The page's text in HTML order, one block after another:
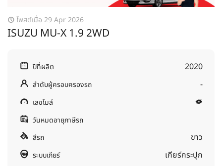
โพสต์เมื่อ 29 Apr 2026
ISUZU MU-X 1.9 2WD
ปีที่ผลิต 2020
ลำดับผู้ครอบครองรถ -
เลขไมล์
วันหมดอายุภาษีรถ
สีรถ
ขาว
ระบบเกียร์ เกียร์กระปุก